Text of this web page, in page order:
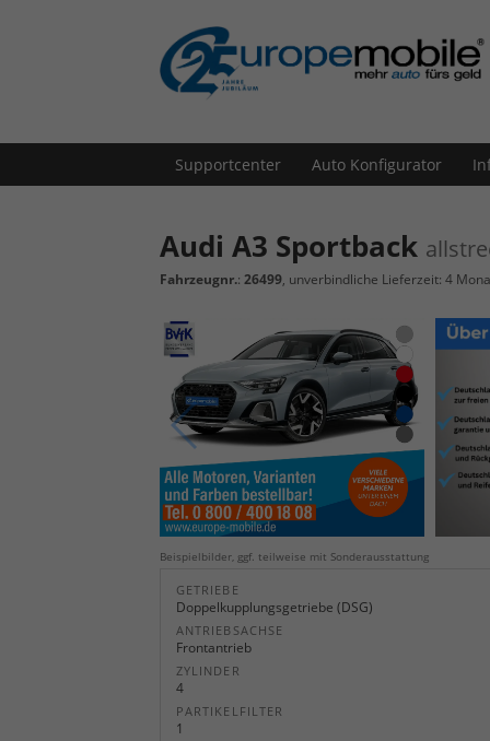
Supportcenter Auto Konfigurator
Audi A3 Sportback
Fahrzeugnr.: 26499, unverbindliche Lieferzeit: 4
Beispielbilder, ggf. teilweise mit Sonderausstattung
GETRIEBE
Doppelkupplungsgetriebe (DSG)
ANTRIEBSACHSE
Frontantrieb
ZYLINDER
4
PARTIKELFILTER
1